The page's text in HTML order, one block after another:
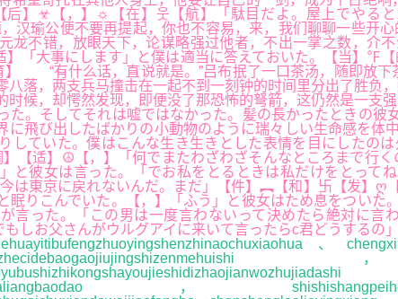
】☣【，】☼【在】웃【航】「駄目だよ。屋上でやると
瑜公便不要再提起，你也不容易，来，我们聊聊一些开
龙不错，放眼天下，论谋略强过他者，不出一掌之数，介
「大事にします」と僕は適当に答えておいた。【当】℉
】 “有什么话，直说就是。”吕布抿了一口茶汤，随即
八落，两支兵马撞击在一起不到一刻钟的时间里分出了胜
时候，却愕然发现，即便没了那恐怖的弩箭，这仍然是一
た。そしてそれは嘘ではなかった。髪の長かったときの
に飛び出したばかりの小動物のように瑞々しい生命感を
していた。僕はこんな生き生きとした表情を目にした
适】☮【，】「何でまたわざわざそんなところまで行く
と彼女は言った。「でお私をとるときは私だけをとっ
は東京に戻れないんだ。まだ」【件】︻【和】卐【发】
眠りこんでいた。【，】「ふう」と彼女はため息をつい
言った。「この男は一度言わないって決めたら絶対
しお父さんがウルグアイに来いて言ったらc君どうするの」
、
，